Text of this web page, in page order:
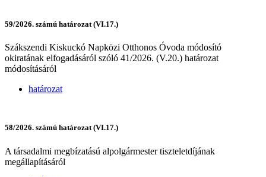
59/2026. számú határozat (VI.17.)
Szákszendi Kiskuckó Napközi Otthonos Óvoda módosító
okiratának elfogadásáról szóló 41/2026. (V.20.) határozat
módosításáról
határozat
58/2026. számú határozat (VI.17.)
A társadalmi megbízatású alpolgármester tiszteletdíjának
megállapításáról